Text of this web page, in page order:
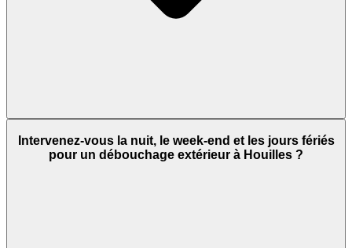
Intervenez-vous la nuit, le week-end et les jours fériés
pour un débouchage extérieur à Houilles ?